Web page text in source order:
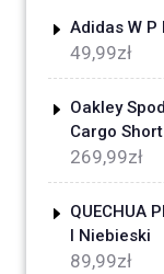
Adidas W P
49,99zł
Oakley
Cargo
269,99zł
QUECHUA
l Niebieski
89,99zł